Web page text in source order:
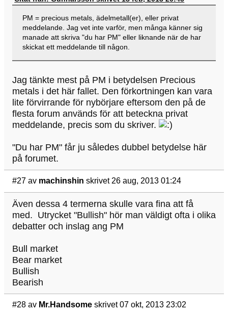
PM = precious metals, ädelmetall(er), eller privat
meddelande. Jag vet inte varför, men många känner sig
manade att skriva "du har PM" eller liknande när de har
skickat ett meddelande till någon.
Jag tänkte mest på PM i betydelsen Precious
metals i det här fallet. Den förkortningen kan vara
lite förvirrande för nybörjare eftersom den på de
flesta forum används för att beteckna privat
meddelande, precis som du skriver.
"Du har PM" får ju således dubbel betydelse här
på forumet.
#27 av machinshin skrivet 26 aug, 2013 01:24
Även dessa 4 termerna skulle vara fina att få
med. Utrycket "Bullish" hör man väldigt ofta i olika
debatter och inslag ang PM
Bull market
Bear market
Bullish
Bearish
#28 av Mr.Handsome skrivet 07 okt, 2013 23:02